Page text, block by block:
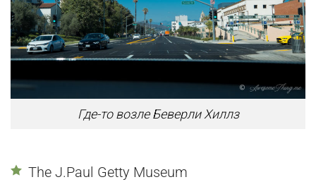
Где-то возле Беверли Хиллз
The J.Paul Getty Museum